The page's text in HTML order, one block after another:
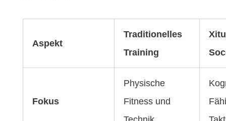
Aspekt
Traditionelles
Training
Fokus
Physische
Fitness und